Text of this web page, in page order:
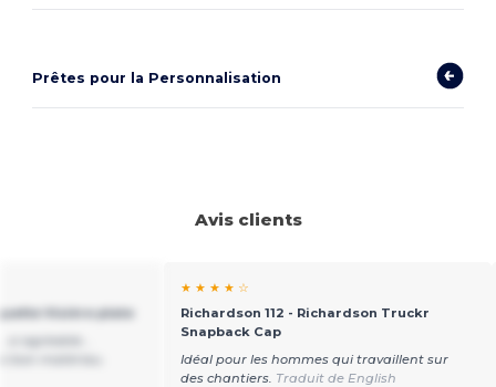
Prêtes pour la Personnalisation
Avis clients
Visière plate
si agréable...
★ ★ ★ ★ ☆
Richardson 112 - Richardson Truckr
Snapback Cap
Idéal pour les hommes qui travaillent sur
des chantiers. Traduit de English